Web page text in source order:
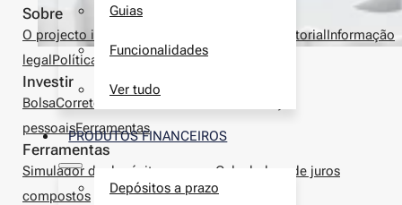
Guias
Funcionalidades
Ver tudo
PRODUTOS FINANCEIROS
Depósitos a prazo
Sobre
O projecto investir.pt Metodologia editorialInformação
legalPolítica de privacidadeContactos
Investir
BolsaCorretoras
pessoaisFerramentas
Ferramentas
Simulador de depósitos a prazo Calculadora de juros
compostos